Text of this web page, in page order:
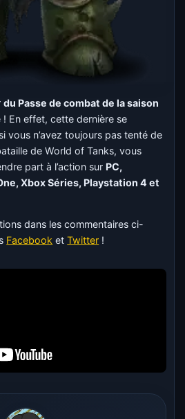
du Passe de combat de la saison
! En effet, cette dernière se
vous n’avez toujours pas tenté de
de World of Tanks, vous
part à l’action sur PC,
Xbox Séries, Playstation 4 et
dans les commentaires ci-
Facebook etTwitter !